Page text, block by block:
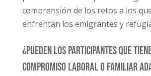
comprensión de los retos a los
enfrentan los emigrantes y
¿Pueden los participantes que
compromiso laboral o familiar